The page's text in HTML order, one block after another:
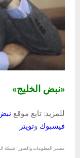
«نبض الخليج»
للمزيد: تابع موقع
فيسبوك وتويتر
مصدر المعلومات والصور : شبكة